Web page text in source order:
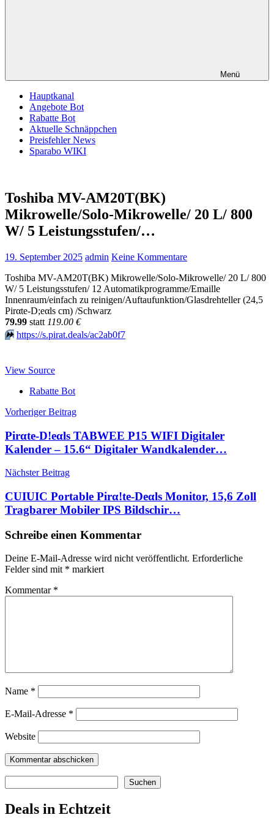
Menü
Hauptkanal
Angebote Bot
Rabatte Bot
Aktuelle Schnäppchen
Preisfehler News
Sparabo WIKI
Toshiba MV-AM20T(BK)
Mikrowelle/Solo-Mikrowelle/ 20 L/ 800
W/ 5 Leistungsstufen/…
19. September 2025 admin Keine Kommentare
Toshiba MV-AM20T(BK) Mikrowelle/Solo-Mikrowelle/ 20 L/ 800
W/ 5 Leistungsstufen/ 12 Automatikprogramme/Emaille
Innenraum/einfach zu reinigen/Auftaufunktion/Glasdrehteller (24,5
Pirαtе-D;еαls cm) /Schwarz
79.99 statt 119.00 €
⏩️ https://s.pirat.deals/ac2ab0f7
View Source
Rabatte Bot
Beitragsnavigation
Vorheriger Beitrag
Pirαtе-D!еαls TABWEE P15 WIFI Digitaler
Kalender – 15.6“ Digitaler Wandkalender…
Nächster Beitrag
CUIUIC Portable Pirα!tе-Dеαls Monitor, 15,6 Zoll
Tragbarer Mobiler IPS Bildschir…
Schreibe einen Kommentar
Deine E-Mail-Adresse wird nicht veröffentlicht. Erforderliche
Felder sind mit * markiert
Kommentar *
Name *
E-Mail-Adresse *
Website
Suchen
Deals in Echtzeit